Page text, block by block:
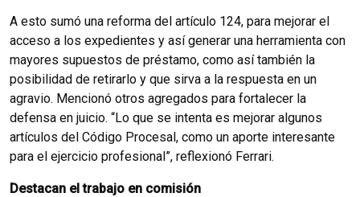
A esto sumó una reforma del artículo 124, para mejorar el
acceso a los expedientes y así generar una herramienta con
mayores supuestos de préstamo, como así también la
posibilidad de retirarlo y que sirva a la respuesta en un
agravio. Mencionó otros agregados para fortalecer la
defensa en juicio. “Lo que se intenta es mejorar algunos
artículos del Código Procesal, como un aporte interesante
para el ejercicio profesional”, reflexionó Ferrari.
Destacan el trabajo en comisión